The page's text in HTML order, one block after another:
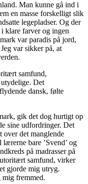
Man kunne gå ind i
en masse forskelligt slik
legepladser. Og der
klare farver og ingen
var paradis på jord,
var sikker på, at
samfund,
Det
dansk, følte
gik det dog hurtigt op
sine udfordringer. Det
det manglende
bare ’Svend’ og
på madrasser på
samfund, virker
gjorde mig utryg.
mig fremmed.